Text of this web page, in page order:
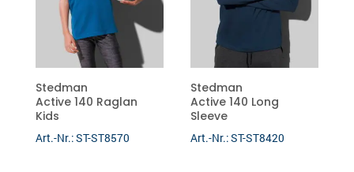
Stedman
Active 140 Raglan
Kids
Art.-Nr.: ST-ST8570
Stedman
Active 140 Long
Sleeve
Art.-Nr.: ST-ST8420